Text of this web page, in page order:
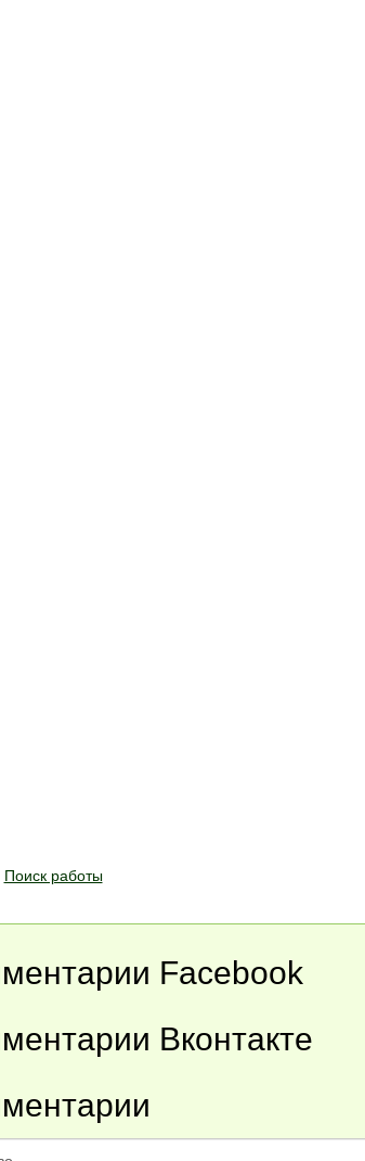
Поиск работы
Facebook
Вконтакте